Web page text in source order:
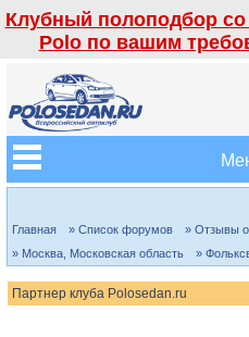
Клубный полоподбор
Polo по вашим
Главная » Список форумов
» Отзывы
» Москва, Московская область
»
Партнер клуба Polosedan.ru